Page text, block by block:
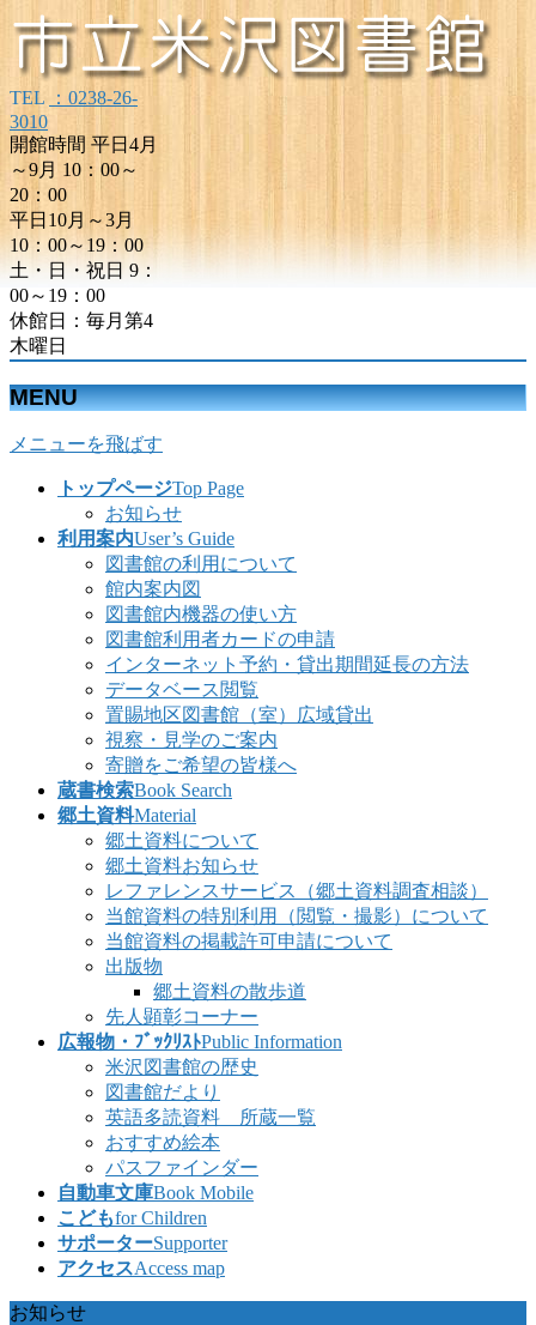
TEL
：0238-26-
3010
開館時間 平日4月
～9月 10：00～
20：00
平日10月～3月
10：00～19：00
土・日・祝日 9：
00～19：00
休館日：毎月第4
木曜日
MENU
メニューを飛ばす
トップページTop Page
お知らせ
利用案内User’s Guide
図書館の利用について
館内案内図
図書館内機器の使い方
図書館利用者カードの申請
インターネット予約・貸出期間延長の方法
データベース閲覧
置賜地区図書館（室）広域貸出
視察・見学のご案内
寄贈をご希望の皆様へ
蔵書検索Book Search
郷土資料Material
郷土資料について
郷土資料お知らせ
レファレンスサービス（郷土資料調査相談）
当館資料の特別利用（閲覧・撮影）について
当館資料の掲載許可申請について
出版物
郷土資料の散歩道
先人顕彰コーナー
広報物・ﾌﾞｯｸﾘｽﾄPublic Information
米沢図書館の歴史
図書館だより
英語多読資料 所蔵一覧
おすすめ絵本
パスファインダー
自動車文庫Book Mobile
こどもfor Children
サポーターSupporter
アクセスAccess map
お知らせ